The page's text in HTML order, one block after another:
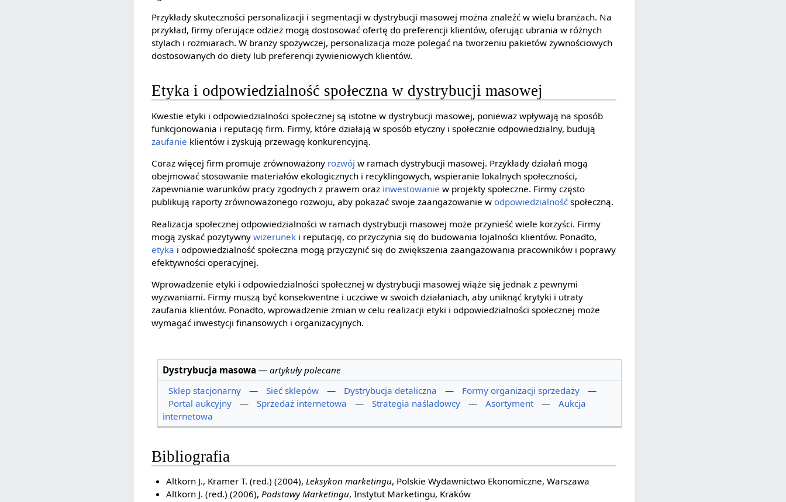
Przykłady skuteczności personalizacji i segmentacji w dystrybucji masowej można znaleźć w wielu branżach. Na
przykład, firmy oferujące odzież mogą dostosować ofertę do preferencji klientów, oferując ubrania w różnych
stylach i rozmiarach. W branży spożywczej, personalizacja może polegać na tworzeniu pakietów żywnościowych
dostosowanych do diety lub preferencji żywieniowych klientów.
Etyka i odpowiedzialność społeczna w dystrybucji masowej
Kwestie etyki i odpowiedzialności społecznej są istotne w dystrybucji masowej, ponieważ wpływają na sposób
funkcjonowania i reputację firm. Firmy, które działają w sposób etyczny i społecznie odpowiedzialny, budują
zaufanie klientów i zyskują przewagę konkurencyjną.
Coraz więcej firm promuje zrównoważony rozwój w ramach dystrybucji masowej. Przykłady działań mogą
obejmować stosowanie materiałów ekologicznych i recyklingowych, wspieranie lokalnych społeczności,
zapewnianie warunków pracy zgodnych z prawem oraz inwestowanie w projekty społeczne. Firmy często
publikują raporty zrównoważonego rozwoju, aby pokazać swoje zaangażowanie wodpowiedzialność społeczną.
Realizacja społecznej odpowiedzialności w ramach dystrybucji masowej może przynieść wiele korzyści. Firmy
mogą zyskać pozytywnywizerunek i reputację, co przyczynia się do budowania lojalności klientów. Ponadto,
etyka i odpowiedzialność społeczna mogą przyczynić się do zwiększenia zaangażowania pracowników i poprawy
efektywności operacyjnej.
Wprowadzenie etyki i odpowiedzialności społecznej w dystrybucji masowej wiąże się jednak z pewnymi
wyzwaniami. Firmy muszą być konsekwentne i uczciwe w swoich działaniach, aby uniknąć krytyki i utraty
zaufania klientów. Ponadto, wprowadzenie zmian w celu realizacji etyki i odpowiedzialności społecznej może
wymagać inwestycji finansowych i organizacyjnych.
Dystrybucja masowa — artykuły polecane
Sklep stacjonarny
— Sieć sklepów — Dystrybucja detaliczna — Formy organizacji sprzedaży
—
Portal aukcyjny
— Sprzedaż internetowa — Strategia naśladowcy — Asortyment —
Aukcja
internetowa
Bibliografia
Altkorn J., Kramer T. (red.) (2004), Leksykon marketingu, Polskie Wydawnictwo Ekonomiczne, Warszawa
Altkorn J. (red.) (2006), Podstawy Marketingu, Instytut Marketingu, Kraków